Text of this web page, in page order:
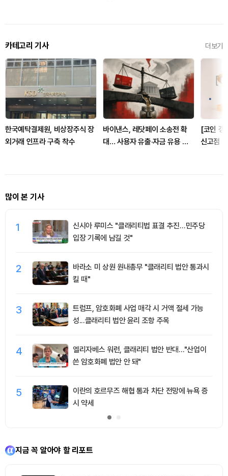
카테고리 기사 더보기
한국예탁결제원, 비상장주식 장
외거래 인프라 구축 착수
바이낸스, 레닷페이 소송전 확
대… 사용자 유출·자금 유용 쟁
[코인 갱
신고점
많이 본 기사
1
신시아 루미스 "클래리티법 표결 추진…민주당
입장 기록에 남길 것"
2
바라소 미 상원 원내총무 "클래리티 법안 통과시
킬 때"
3
트럼프, 암호화폐 사업 매각 시 거액 절세 가능
성...클래리티 법안 윤리 조항 주목
4
엘리자베스 워런, 클래리티 법안 반대…"산업이
쓴 암호화폐 법안 안 돼"
5
이란의 호르무즈 해협 통과 차단 전망에 뉴욕 증
시 약세
지금 꼭 알아야 할 리포트